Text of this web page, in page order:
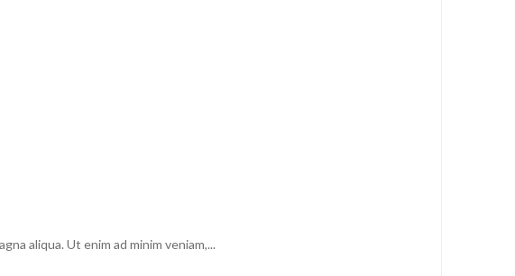
aliqua. Ut enim ad minim veniam,...